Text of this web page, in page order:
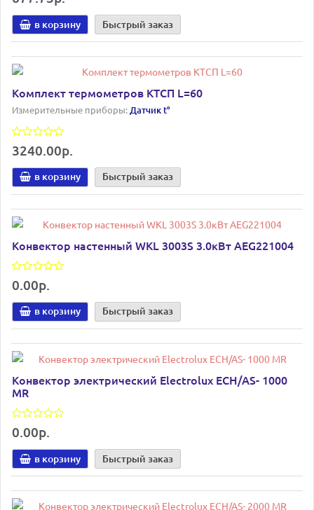
в корзину Быстрый заказ
Комплект термометров КТСП L=60
Измерительные приборы:Датчик t°
3240.00р.
в корзину Быстрый заказ
Конвектор настенный WKL 3003S 3.0кВт AEG221004
0.00р.
в корзину Быстрый заказ
Конвектор электрический Electrolux ECH/AS- 1000
MR
0.00р.
в корзину Быстрый заказ